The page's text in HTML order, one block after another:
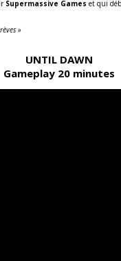
Supermassive Games et qui
»
UNTIL DAWN
Gameplay 20 minutes